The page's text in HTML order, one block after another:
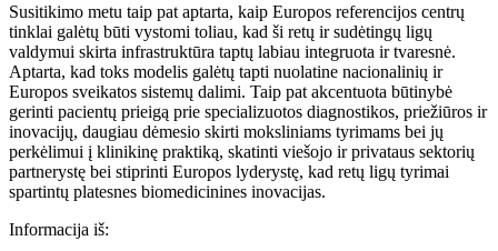
Susitikimo metu taip pat aptarta, kaip Europos referencijos centrų
tinklai galėtų būti vystomi toliau, kad ši retų ir sudėtingų ligų
valdymui skirta infrastruktūra taptų labiau integruota ir tvaresnė.
Aptarta, kad toks modelis galėtų tapti nuolatine nacionalinių ir
Europos sveikatos sistemų dalimi. Taip pat akcentuota būtinybė
gerinti pacientų prieigą prie specializuotos diagnostikos, priežiūros ir
inovacijų, daugiau dėmesio skirti moksliniams tyrimams bei jų
perkėlimui į klinikinę praktiką, skatinti viešojo ir privataus sektorių
partnerystę bei stiprinti Europos lyderystę, kad retų ligų tyrimai
spartintų platesnes biomedicinines inovacijas.
Informacija iš: